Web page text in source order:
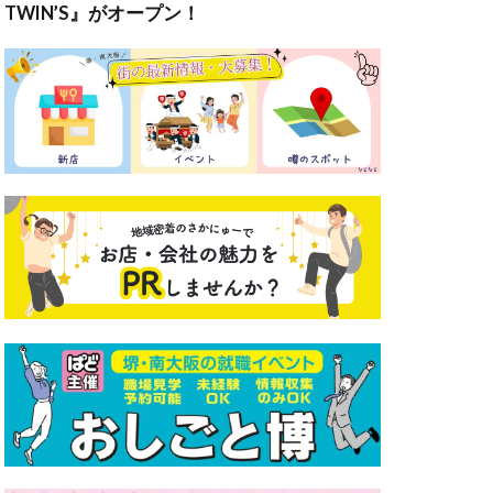
TWIN’S』がオープン！